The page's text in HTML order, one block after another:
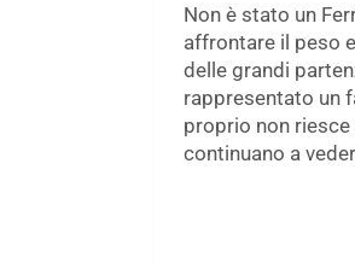
Non è stato un
affrontare il peso
delle grandi
rappresentato un
proprio non
continuano a